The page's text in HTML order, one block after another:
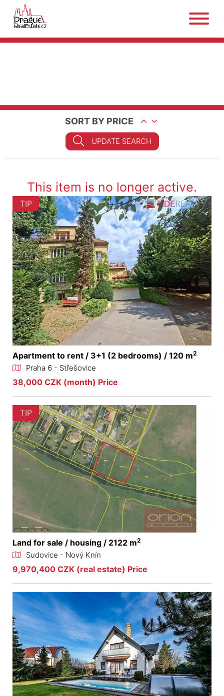
SORT BY PRICE
UPDATE SEARCH
This item is no longer active.
TIP
Apartment to rent / 3+1 (2 bedrooms) / 120 m2
Praha 6 - Střešovice
38,000 CZK (month) Price
TIP
Land for sale / housing / 2122 m2
Sudovice - Nový Knín
9,970,400 CZK (real estate) Price